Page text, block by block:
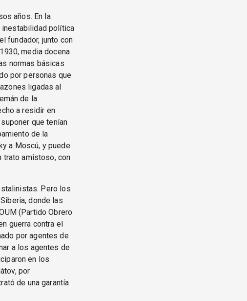
años. En la
inestabilidad política
fundador, junto con
media docena
normas básicas
por personas que
ligadas al
de la
a residir en
que tenían
de la
a Moscú, y puede
trato amistoso, con
Pero los
donde las
(Partido Obrero
guerra contra el
por agentes de
a los agentes de
en los
por
de una garantía